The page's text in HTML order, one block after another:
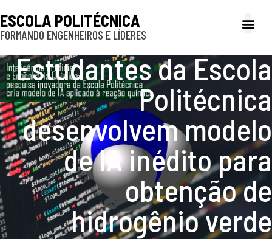
ESCOLA POLITÉCNICA
FORMANDO ENGENHEIROS E LÍDERES
Estudantes da Escola
Politécnica
desenvolvem modelo
de IA inédito para
obtenção de
hidrogênio verde